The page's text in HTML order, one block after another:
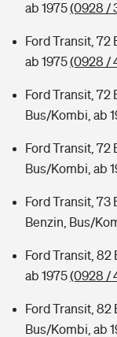
ab 1975(0928 /
Ford Transit, 72
ab 1975(0928 /
Ford Transit, 72
Bus/Kombi, ab
Ford Transit, 72
Bus/Kombi, ab
Ford Transit, 73
Benzin, Bus/
Ford Transit, 82
ab 1975(0928 /
Ford Transit, 82
Bus/Kombi, ab